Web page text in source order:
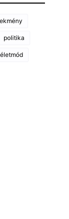
politika
életmód